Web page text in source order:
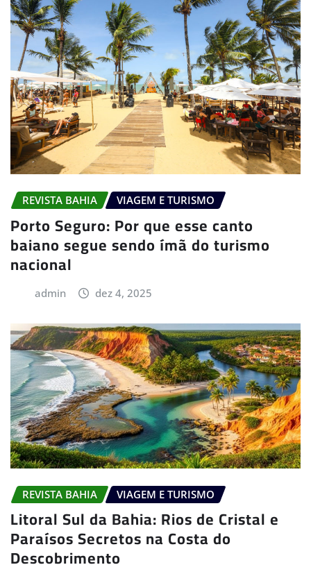
REVISTA BAHIA VIAGEM E TURISMO
Porto Seguro: Por que esse canto
baiano segue sendo ímã do turismo
nacional
admin dez 4, 2025
REVISTA BAHIA VIAGEM E TURISMO
Litoral Sul da Bahia: Rios de Cristal e
Paraísos Secretos na Costa do
Descobrimento